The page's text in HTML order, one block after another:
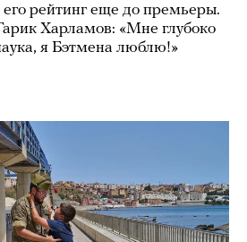
рейтинг еще до премьеры.
Харламов: «Мне глубоко
я Бэтмена люблю!»